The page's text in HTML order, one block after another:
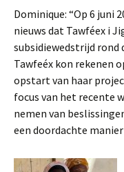
Dominique: “Op 6 juni
nieuws dat Tawféex i
subsidiewedstrijd rond
Tawfeéx kon rekenen
opstart van haar
focus van het recente
nemen van
een doordachte